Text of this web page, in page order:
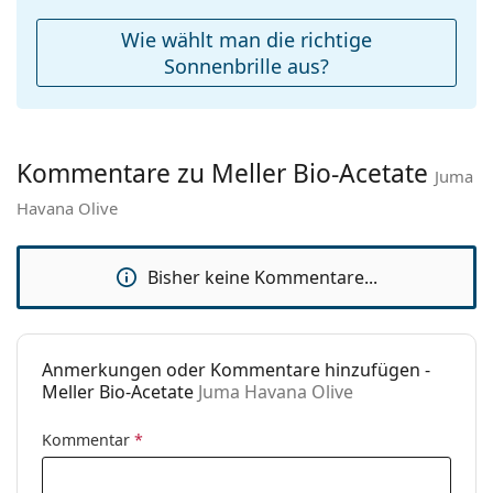
Sonnenbrillen, um weitere Modelle beliebter Marken
Reinigungstuch:
Ja
Marke:
Meller
Verwendung:
Code:
Juma Havana Olive
Wie wählt man die richtige
Sonnenbrille aus?
Kommentare zu Meller Bio-Acetate Juma
Havana Olive
Bisher keine Kommentare...
Anmerkungen oder Kommentare hinzufügen -
Meller Bio-Acetate Juma Havana Olive
Kommentar *